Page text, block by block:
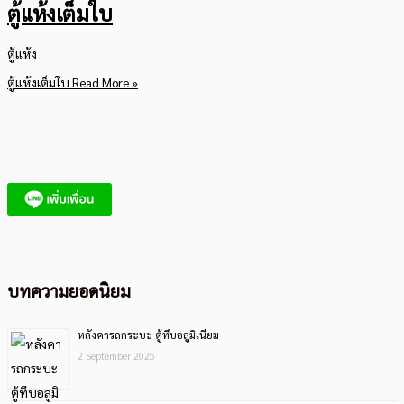
ตู้แห้งเต็มใบ
ตู้แห้ง
ตู้แห้งเต็มใบ Read More »
บทความยอดนิยม
หลังคารถกระบะ ตู้ทึบอลูมิเนียม
2 September 2025